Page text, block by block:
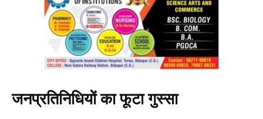
जनप्रतिनिधियों का फूटा गुस्सा